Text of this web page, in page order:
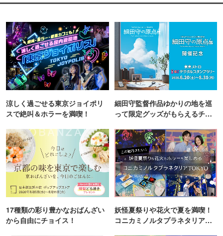
涼しく過ごせる東京ジョイポリ
スで絶叫＆ホラーを満喫！
細田守監督作品ゆかりの地を巡
って限定グッズがもらえるチャ
17種類の彩り豊かなおばんざい
から自由にチョイス！
妖怪夏祭りや花火で夏を満喫！
コニカミノルタプラネタリア